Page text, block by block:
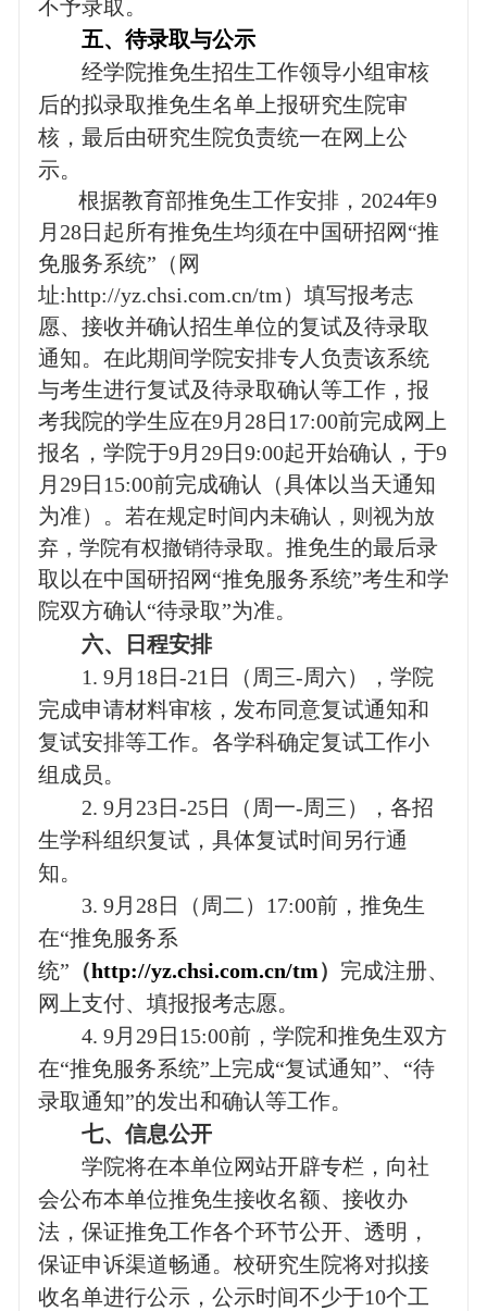
不予录取。
五、待录取与公示
经学院推免生招生工作领导小组审核
后的拟录取推免生名单上报研究生院审
核，最后由研究生院负责统一在网上公
示。
根据教育部推免生工作安排， 2024年9
月 28日起所有推免生均须在中国研招网“推
免服务系统”（网
址:http://yz.chsi.com.cn/tm ）填写报考志
愿、接收并确认招生单位的复试及待录取
通知。在此期间学院安排专人负责该系统
与考生进行复试及待录取确认等工作，报
考我院的学生应在9月 28日 17:00前完成网上
报名，学院于9月 29日 9:00起开始确认，于9
月 29日 15:00前完成确认（具体以当天通知
为准）。 若在规定时间内未确认，则视为放
弃，学院有权撤销待录取。 推免生的最后录
取以在中国研招网“推免服务系统”考生和学
院双方确认“待录取”为准。
六、日程安排
1. 9月 18日 -21 日（周三-周六），学院
完成申请材料审核，发布同意复试通知和
复试安排等工作。各学科确定复试工作小
组成员。
2. 9月 23日 -25日（周一-周三），各招
生学科组织复试，具体复试时间另行通
知。
3. 9月 28日（周二） 17:00前，推免生
在“推免服务系
统” （http://yz.chsi.com.cn/tm） 完成注册、
网上支付、填报报考志愿。
4. 9月 29日 15:00前，学院和推免生双方
在“推免服务系统”上完成“复试通知”、“待
录取通知”的发出和确认等工作。
七、信息公开
学院将在本单位网站开辟专栏，向社
会公布本单位推免生接收名额、接收办
法，保证推免工作各个环节公开、透明，
保证申诉渠道畅通。校研究生院将对拟接
收名单进行公示，公示时间不少于10个工